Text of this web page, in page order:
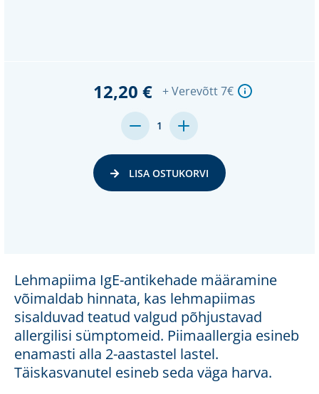
Lehmapiima IgE-antikehade määramine
võimaldab hinnata, kas lehmapiimas
sisalduvad teatud valgud põhjustavad
allergilisi sümptomeid. Piimaallergia esineb
enamasti alla 2-aastastel lastel.
Täiskasvanutel esineb seda väga harva.
12,20 € + Verevõtt 7€
MENGE
VON
UNDEFINED
1
MENGE
VON
UNDEFINED
LISA OSTUKORVI